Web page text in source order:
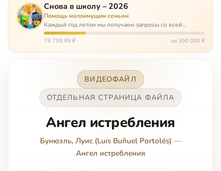
Снова в школу – 2026
Помощь малоимущим семьям
Каждый год летом мы получаем запросы со всей
России: помогите собраться в школу. Семьи с больными
детьми или родителями, семьи без пап или мам,
78 799,89 ₽ из 300 000 ₽
ВИДЕОФАЙЛ
ОТДЕЛЬНАЯ СТРАНИЦА ФАЙЛА
Ангел истребления
Бунюэль, Луис (Luis Buñuel Portolés) —
Ангел истребления